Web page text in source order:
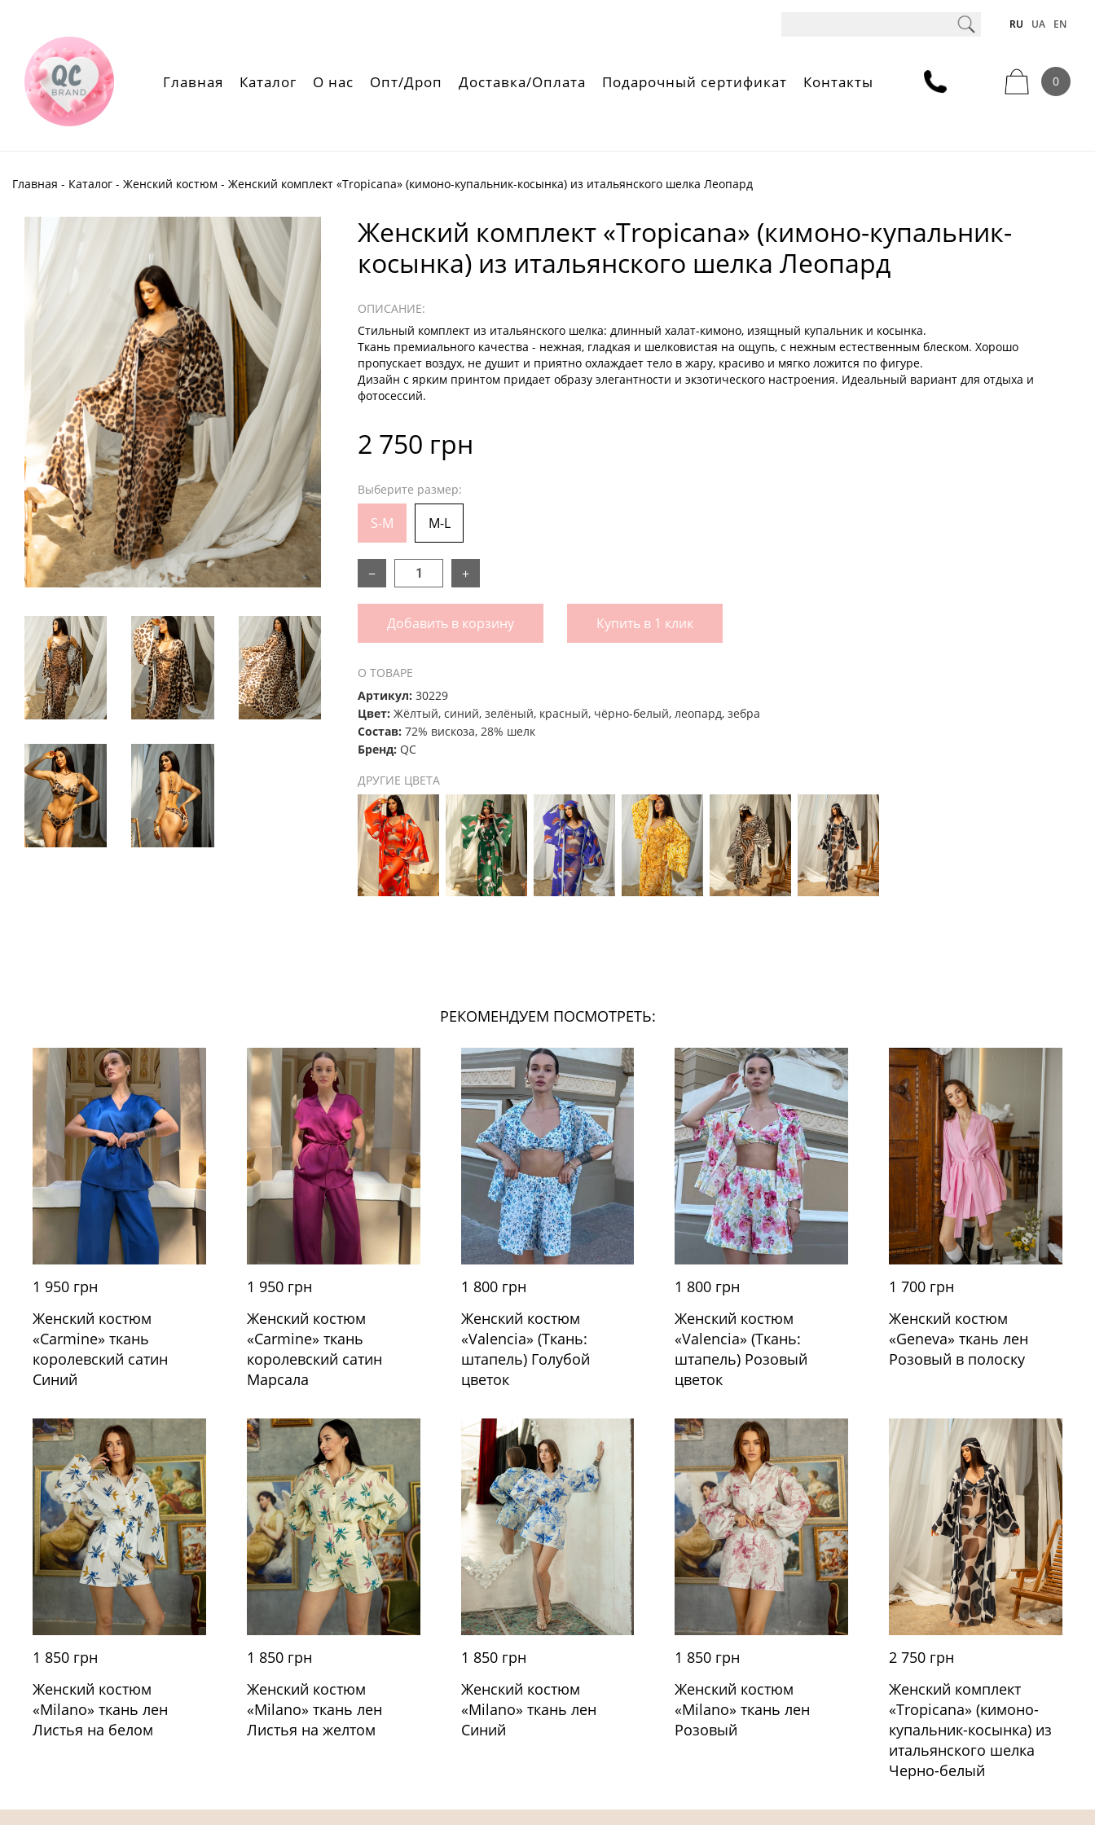
RU UA EN
Главная Каталог О нас Опт/Дроп Доставка/Оплата Подарочный сертификат Контакты 0
Главная - Каталог - Женский костюм - Женский комплект «Tropicana» (кимоно-купальник-косынка) из итальянского шелка Леопард
Женский комплект «Tropicana» (кимоно-купальник-
косынка) из итальянского шелка Леопард
ОПИСАНИЕ:
Стильный комплект из итальянского шелка: длинный халат-кимоно, изящный купальник и косынка.
Ткань премиального качества - нежная, гладкая и шелковистая на ощупь, с нежным естественным блеском. Хорошо
пропускает воздух, не душит и приятно охлаждает тело в жару, красиво и мягко ложится по фигуре.
Дизайн с ярким принтом придает образу элегантности и экзотического настроения. Идеальный вариант для отдыха и
фотосессий.
2 750 грн
Выберите размер:
S-M M-L
− +
Добавить в корзину Купить в 1 клик
О ТОВАРЕ
Артикул: 30229
Цвет: Жёлтый, синий, зелёный, красный, чёрно-белый, леопард, зебра
Состав: 72% вискоза, 28% шелк
Бренд: QC
ДРУГИЕ ЦВЕТА
РЕКОМЕНДУЕМ ПОСМОТРЕТЬ:
1 950 грн
Женский костюм
«Carmine» ткань
королевский сатин
Синий
1 950 грн
Женский костюм
«Carmine» ткань
королевский сатин
Марсала
1 800 грн
Женский костюм
«Valencia» (Ткань:
штапель) Голубой
цветок
1 800 грн
Женский костюм
«Valencia» (Ткань:
штапель) Розовый
цветок
1 700 грн
Женский костюм
«Geneva» ткань лен
Розовый в полоску
1 850 грн
Женский костюм
«Milano» ткань лен
Листья на белом
1 850 грн
Женский костюм
«Milano» ткань лен
Листья на желтом
1 850 грн
Женский костюм
«Milano» ткань лен
Синий
1 850 грн
Женский костюм
«Milano» ткань лен
Розовый
2 750 грн
Женский комплект
«Tropicana» (кимоно-
купальник-косынка) из
итальянского шелка
Черно-белый